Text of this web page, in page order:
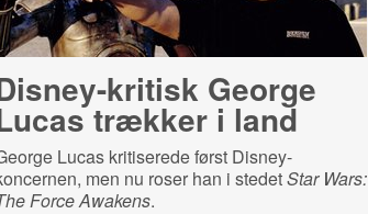
kritisk George
trækker i land
Lucas kritiserede først Disney-
men nu roser han i stedetStar Wars:
Force Awakens.